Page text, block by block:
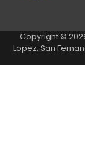
Copyright ©
Lopez, San